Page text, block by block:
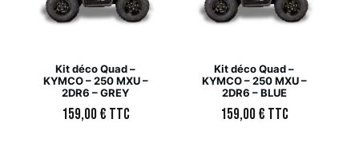
Kit déco Quad –
KYMCO – 250 MXU –
2DR6 – GREY
159,00€ TTC
Kit déco Quad –
KYMCO – 250 MXU –
2DR6 – BLUE
159,00€ TTC